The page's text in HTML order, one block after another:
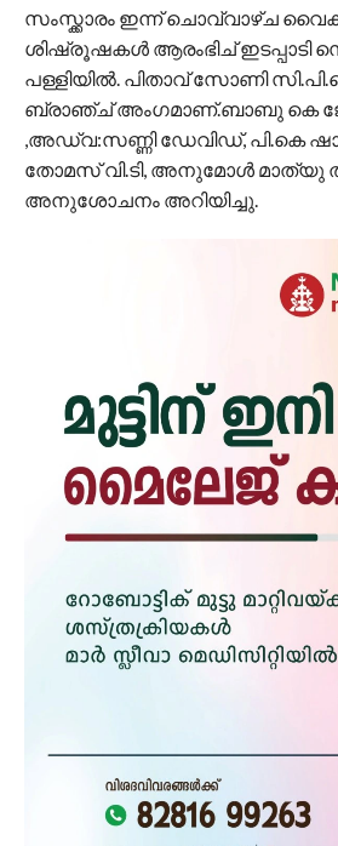
സംസ്ക്കാരം ഇന്ന് ചൊവ്വാഴ്ച
ശിഷ്രൂഷകൾ ആരംഭിച് ഇടപ്പാടി
പള്ളിയിൽ. പിതാവ് സോണി
ബ്രാഞ്ച് അംഗമാണ്.ബാബു കെ
,അഡ്വ:സണ്ണി ഡേവിഡ്, പി.കെ
തോമസ് വി.ടി, അനുമോൾ മാത്യു
അനുശോചനം അറിയിച്ചു.